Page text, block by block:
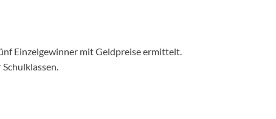
Einzelgewinner mit Geldpreise ermittelt.